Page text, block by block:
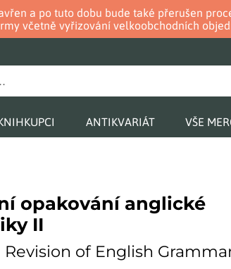
a po tuto dobu bude také přerušen
včetně vyřizování velkoobchodních
ANTIKVARIÁT VŠE
opakování anglické
II
of English